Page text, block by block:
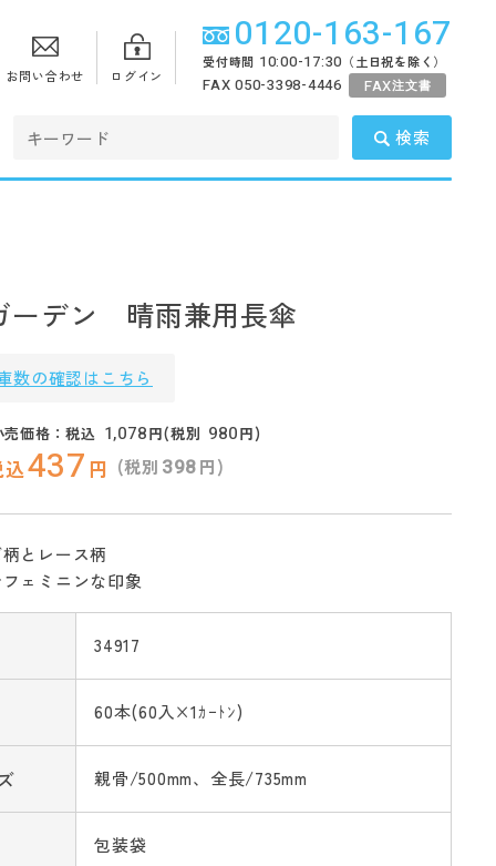
お問い合わせ ログイン
0120-163-167
受付時間 10:00-17:30 （土日祝を除く）
FAX 050-3398-4446 FAX注文書
検索
ーデン 晴雨兼用長傘
数の確認はこちら
価格：税込 1,078円(税別 980円)
込437 円 (税別 398円)
とレース柄
ェミニンな印象
34917
60本(60入×1ｶｰﾄﾝ)
親骨/500mm、全長/735mm
包装袋